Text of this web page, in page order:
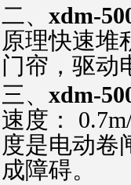
二、 xdm-
原理快速堆
门帘，驱动
三、 xdm-
速度：
度是电动卷
成障碍。